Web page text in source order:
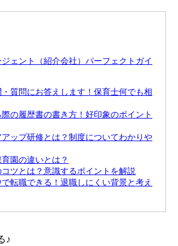
ェント（紹介会社）パーフェクトガイ
質問にお答えします！保育士何でも相
の履歴書の書き方！好印象のポイント
ップ研修とは？制度についてわかりや
育園の違いとは？
ツとは？意識するポイントを解説
転職できる！退職しにくい背景と考え
♪